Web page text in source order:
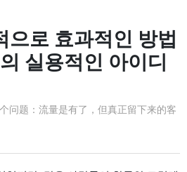
로 효과적인 방법
실용적인 아이디
问题：流量是有了，但真正留下来的客